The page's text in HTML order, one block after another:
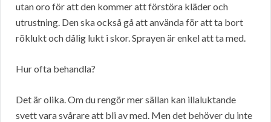
utan oro för att den kommer att förstöra kläder och
utrustning. Den ska också gå att använda för att ta bort
röklukt och dålig lukt i skor. Sprayen är enkel att ta med.
Hur ofta behandla?
Det är olika. Om du rengör mer sällan kan illaluktande
svett vara svårare att bli av med. Men det behöver du inte